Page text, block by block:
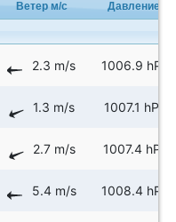
Ветер м/с Давление
2.3 m/s 1006.9 hPa
1.3 m/s 1007.1 hPa
2.7 m/s 1007.4 hPa
5.4 m/s 1008.4 hPa